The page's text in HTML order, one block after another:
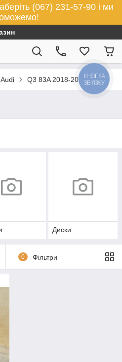
(067) 231-57-90 і ми
Audi Q3 83A 2018-2023 року
Диски
0 Фільтри
КНОПКА
ЗВ'ЯЗКУ